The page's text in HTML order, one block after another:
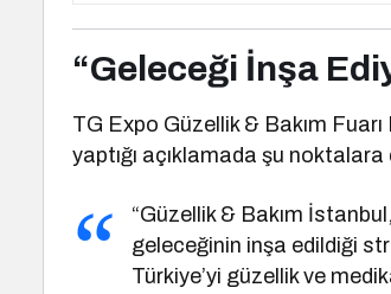
“Geleceği İnşa
TG Expo Güzellik & Bakım
yaptığı açıklamada şu noktalara
“Güzellik & Bakım
geleceğinin inşa edildiği
Türkiye’yi güzellik ve